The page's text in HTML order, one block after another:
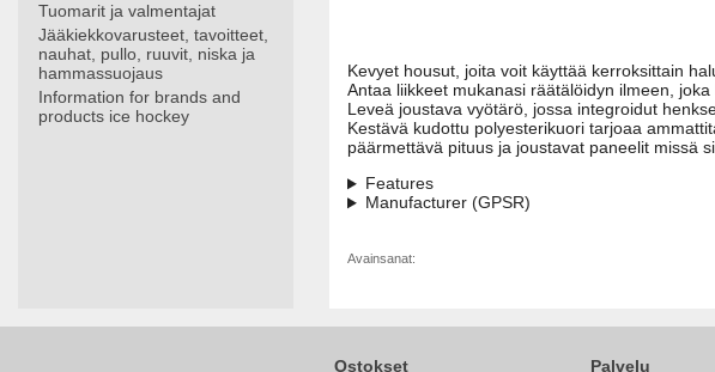
Tuomarit ja valmentajat
Jääkiekkovarusteet, tavoitteet,
nauhat, pullo, ruuvit, niska ja
hammassuojaus
Information for brands and
products ice hockey
Kevyet housut, joita voit käyttää kerroksittain
Antaa liikkeet mukanasi räätälöidyn ilmeen,
Leveä joustava vyötärö, jossa integroidut
Kestävä kudottu polyesterikuori tarjoaa
päärmettävä pituus ja joustavat paneelit missä
Features
Manufacturer (GPSR)
Avainsanat:
Ostokset Palvelu